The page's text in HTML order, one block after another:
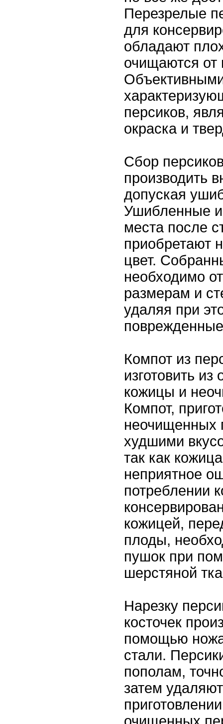
Перезрелые
для
обладают
очищаются от
персиков,
окраска и
Сбор
производить
допуская
Ушибленные
места после
приобретают
цвет.
необходимо
размерам и
удаляя при
Компот из
изготовить
кожицы и
Компот,
неочищенных
худшими
так как
неприятное
потреблении
кожицей,
плоды,
пушок при
шерстяной
Нарезку
косточек
помощью
стали.
пополам,
затем